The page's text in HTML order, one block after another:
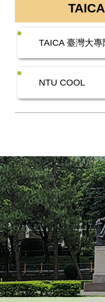
TAICA 臺灣大
NTU COOL